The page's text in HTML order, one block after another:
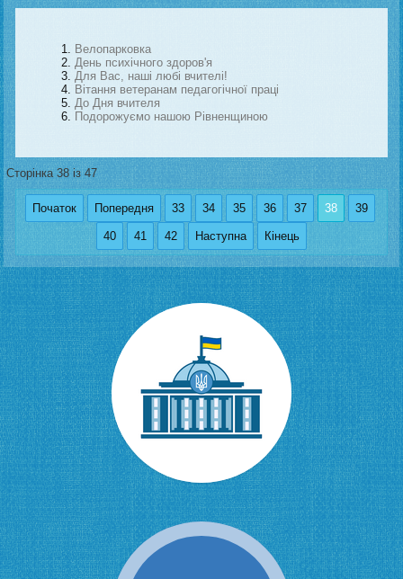
Велопарковка
День психічного здоров'я
Для Вас, наші любі вчителі!
Вітання ветеранам педагогічної праці
До Дня вчителя
Подорожуємо нашою Рівненщиною
Сторінка 38 із 47
Початок Попередня 33 34 35 36 37 38 39
40 41 42 Наступна Кінець